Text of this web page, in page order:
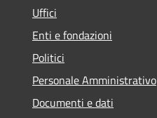
Uffici
Enti e fondazioni
Politici
Personale Amministrativo
Documenti e dati